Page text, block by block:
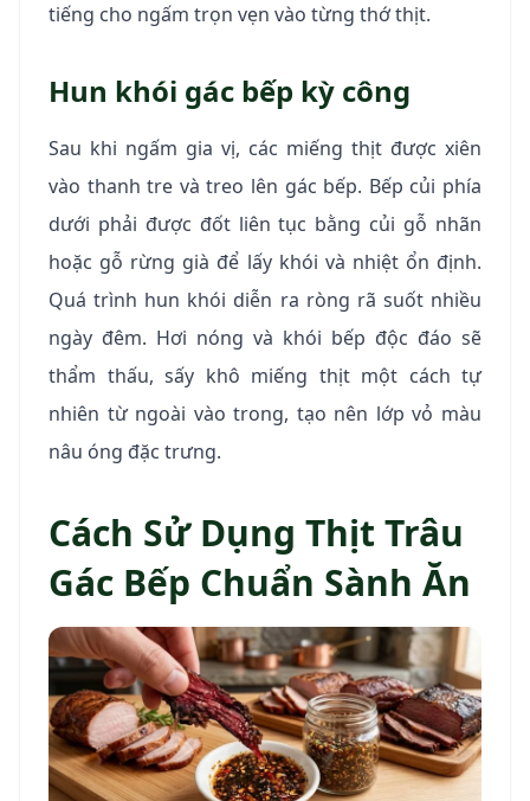
tiếng cho ngấm trọn vẹn vào từng thớ thịt.
Hun khói gác bếp kỳ công
Sau khi ngấm gia vị, các miếng thịt được xiên
vào thanh tre và treo lên gác bếp. Bếp củi phía
dưới phải được đốt liên tục bằng củi gỗ nhãn
hoặc gỗ rừng già để lấy khói và nhiệt ổn định.
Quá trình hun khói diễn ra ròng rã suốt nhiều
ngày đêm. Hơi nóng và khói bếp độc đáo sẽ
thẩm thấu, sấy khô miếng thịt một cách tự
nhiên từ ngoài vào trong, tạo nên lớp vỏ màu
nâu óng đặc trưng.
Cách Sử Dụng Thịt Trâu
Gác Bếp Chuẩn Sành Ăn